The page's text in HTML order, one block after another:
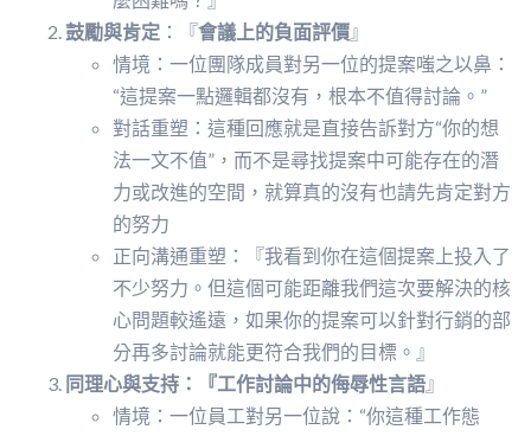
鼓勵與肯定 ：『會議上的負面評價』
情境：一位團隊成員對另一位的提案嗤之以鼻：
“這提案一點邏輯都沒有，根本不值得討論。”
對話重塑：這種回應就是直接告訴對方“你的想
法一文不值”，而不是尋找提案中可能存在的潛
力或改進的空間，就算真的沒有也請先肯定對方
的努力
正向溝通重塑：『我看到你在這個提案上投入了
不少努力。但這個可能距離我們這次要解決的核
心問題較遙遠，如果你的提案可以針對行銷的部
分再多討論就能更符合我們的目標。』
同理心與支持：『工作討論中的侮辱性言語』
情境：一位員工對另一位說：“你這種工作態